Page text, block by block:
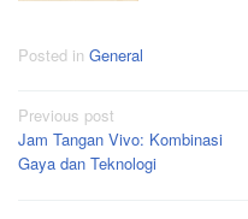
Posted in General
Post
navigation
Previous post
Jam Tangan Vivo: Kombinasi
Gaya dan Teknologi